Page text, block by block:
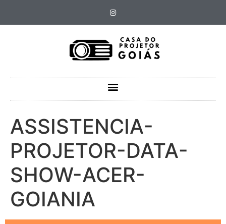
ASSISTENCIA-
PROJETOR-DATA-
SHOW-ACER-
GOIANIA